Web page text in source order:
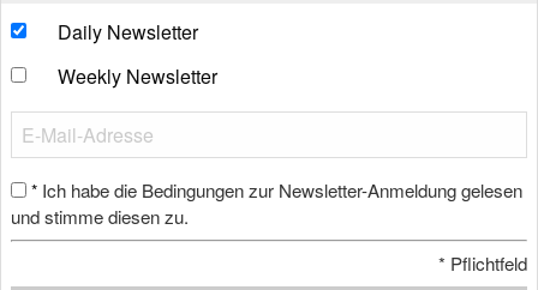
Daily Newsletter
Weekly Newsletter
* Ich habe die Bedingungen zur Newsletter-Anmeldung gelesen
und stimme diesen zu.
* Pflichtfeld